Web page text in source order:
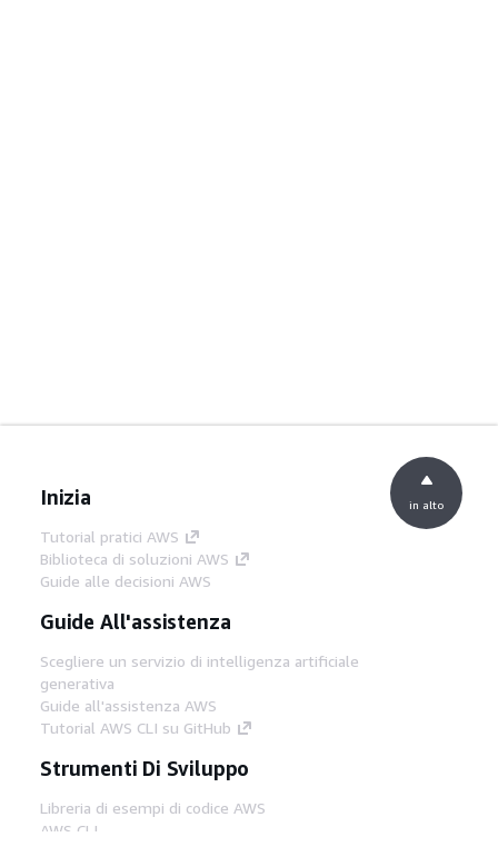
Inizia
Tutorial pratici AWS
Biblioteca di soluzioni AWS
Guide alle decisioni AWS
Guide All'assistenza
Scegliere un servizio di intelligenza artificiale
generativa
Guide all'assistenza AWS
Tutorial AWS CLI su GitHub
Strumenti Di Sviluppo
Libreria di esempi di codice AWS
AWS CLI
in alto